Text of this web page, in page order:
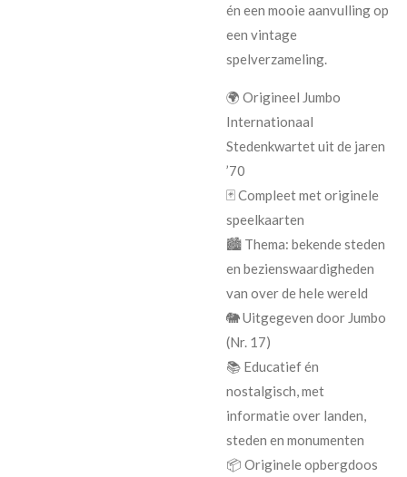
én een mooie aanvulling op
een vintage
spelverzameling.
🌍 Origineel Jumbo
Internationaal
Stedenkwartetuit de jaren
’70
🃏 Compleet met originele
speelkaarten
🏙️ Thema: bekende steden
en bezienswaardigheden
van over de hele wereld
🐘 Uitgegeven door Jumbo
(Nr. 17)
📚 Educatief én
nostalgisch, met
informatie over landen,
steden en monumenten
📦 Originele opbergdoos